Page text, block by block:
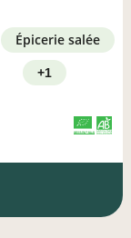
épicerie salée
+1
CERTIFIÉ PAR FR-BIO-01
AGRICULTURE FRANCE